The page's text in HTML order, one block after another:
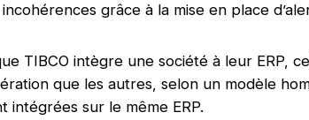
grâce à la mise en place
TIBCO intègre une société à leur ERP,
que les autres, selon un modèle
intégrées sur le même ERP.